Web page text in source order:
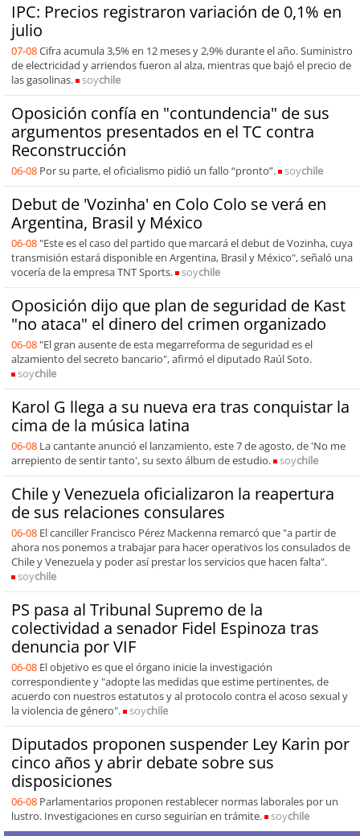
IPC: Precios registraron variación de 0,1% en
julio
07-08Cifra acumula 3,5% en 12 meses y 2,9% durante el año. Suministro
de electricidad y arriendos fueron al alza, mientras que bajó el precio de
las gasolinas.
soychile
Oposición confía en "contundencia" de sus
argumentos presentados en el TC contra
Reconstrucción
06-08 Por su parte, el oficialismo pidió un fallo “pronto”. soychile
Debut de 'Vozinha' en Colo Colo se verá en
Argentina, Brasil y México
06-08 "Este es el caso del partido que marcará el debut de Vozinha, cuya
transmisión estará disponible en Argentina, Brasil y México", señaló una
vocería de la empresa TNT Sports.
soychile
Oposición dijo que plan de seguridad de Kast
"no ataca" el dinero del crimen organizado
06-08 "El gran ausente de esta megarreforma de seguridad es el
alzamiento del secreto bancario", afirmó el diputado Raúl Soto.
soychile
Karol G llega a su nueva era tras conquistar la
cima de la música latina
06-08 La cantante anunció el lanzamiento, este 7 de agosto, de 'No me
arrepiento de sentir tanto', su sexto álbum de estudio.
soychile
Chile y Venezuela oficializaron la reapertura
de sus relaciones consulares
06-08 El canciller Francisco Pérez Mackenna remarcó que "a partir de
ahora nos ponemos a trabajar para hacer operativos los consulados de
Chile y Venezuela y poder así prestar los servicios que hacen falta".
soychile
PS pasa al Tribunal Supremo de la
colectividad a senador Fidel Espinoza tras
denuncia por VIF
06-08 El objetivo es que el órgano inicie la investigación
correspondiente y "adopte las medidas que estime pertinentes, de
acuerdo con nuestros estatutos y al protocolo contra el acoso sexual y
la violencia de género".
soychile
Diputados proponen suspender Ley Karin por
cinco años y abrir debate sobre sus
disposiciones
06-08 Parlamentarios proponen restablecer normas laborales por un
lustro. Investigaciones en curso seguirían en trámite.
soychile